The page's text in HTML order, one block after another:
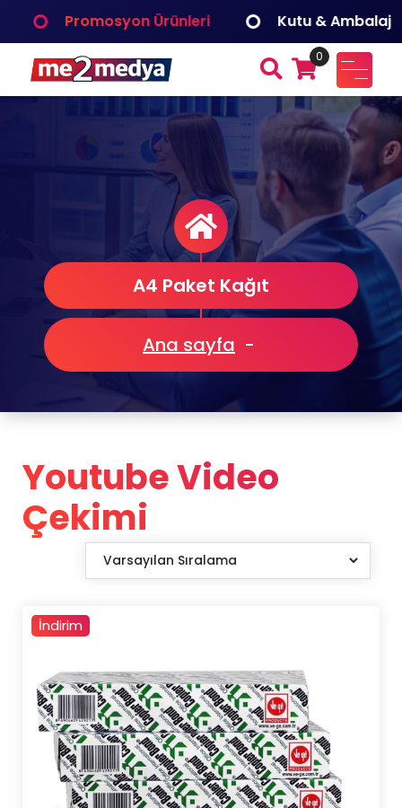
Promosyon Ürünleri Kutu & Ambalaj
me2medya
Fuar ve Organizasyon, Reklam Tanıtım, Dijital Çözümler
Medya Bilişim
0
A4 Paket Kağıt
Ana sayfa -
Youtube Video
Çekimi
İndirim